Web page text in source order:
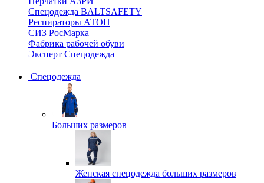
Спецодежда BALTSAFETY
Респираторы АТОН
СИЗ РосМарка
Фабрика рабочей обуви
Эксперт Спецодежда
Спецодежда
Больших размеров
Женская спецодежда больших размеров